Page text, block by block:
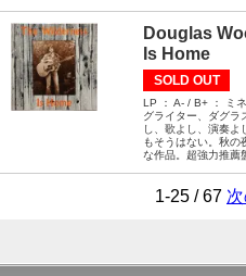
Douglas
Is Home
SOLD OUT
LP ： A- / B+ ： ミ
グライター、ダグラ
し、歌よし、演奏よ
もそうはない。秋の
な作品。超強力推薦
1-25 / 67